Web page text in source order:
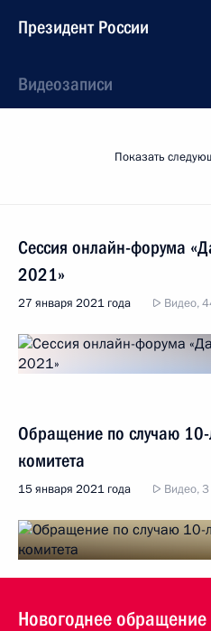
Президент России
Видеозаписи
Показать
Сессия онлайн-форума
2021»
27 января 2021 года Видео,
Обращение по случаю 10-
комитета
15 января 2021 года Видео,
Новогоднее